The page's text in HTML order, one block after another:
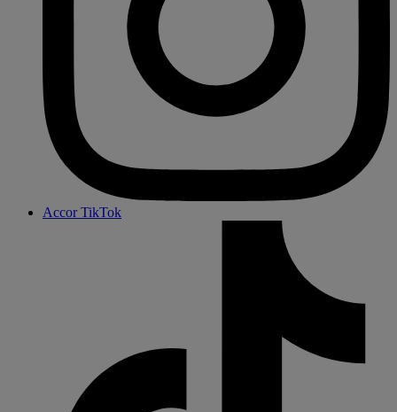
Accor TikTok